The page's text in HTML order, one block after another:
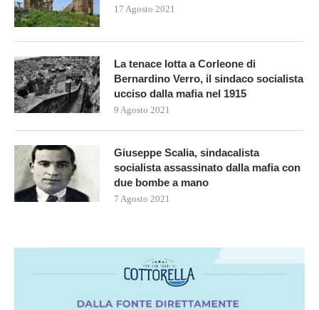
17 Agosto 2021
La tenace lotta a Corleone di
Bernardino Verro, il sindaco socialista
ucciso dalla mafia nel 1915
9 Agosto 2021
Giuseppe Scalia, sindacalista
socialista assassinato dalla mafia con
due bombe a mano
7 Agosto 2021